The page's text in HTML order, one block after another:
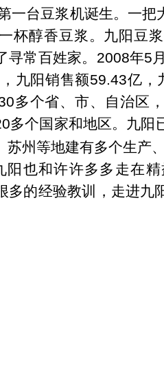
一台豆浆机诞生。一把
杯醇香豆浆。九阳豆
寻常百姓家。2008年5
，九阳销售额59.43亿
多个省、市、自治区
多个国家和地区。九阳
苏州等地建有多个生产
阳也和许许多多走在
多的经验教训，走进九